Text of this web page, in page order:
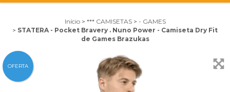
Início > *** CAMISETAS > - GAMES
> STATERA - Pocket Bravery . Nuno Power - Camiseta Dry Fit
de Games Brazukas
OFERTA